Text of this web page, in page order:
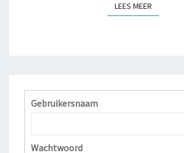
F
I
E
A
LEES MEER
Gebruikersnaam
Wachtwoord